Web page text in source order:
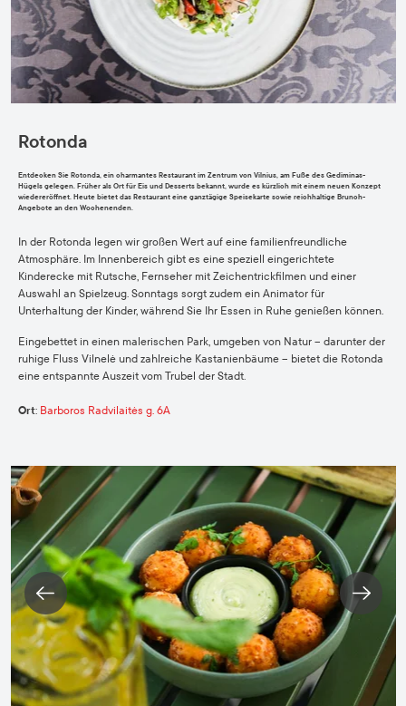
Rotonda
Entdecken Sie Rotonda, ein charmantes Restaurant im Zentrum von Vilnius, am Fuße des Gediminas-
Hügels gelegen. Früher als Ort für Eis und Desserts bekannt, wurde es kürzlich mit einem neuen Konzept
wiedereröffnet. Heute bietet das Restaurant eine ganztägige Speisekarte sowie reichhaltige Brunch-
Angebote an den Wochenenden.
In der Rotonda legen wir großen Wert auf eine familienfreundliche
Atmosphäre. Im Innenbereich gibt es eine speziell eingerichtete
Kinderecke mit Rutsche, Fernseher mit Zeichentrickfilmen und einer
Auswahl an Spielzeug. Sonntags sorgt zudem ein Animator für
Unterhaltung der Kinder, während Sie Ihr Essen in Ruhe genießen können.
Eingebettet in einen malerischen Park, umgeben von Natur – darunter der
ruhige Fluss Vilnelė und zahlreiche Kastanienbäume – bietet die Rotonda
eine entspannte Auszeit vom Trubel der Stadt.
Ort: Barboros Radvilaitės g. 6A